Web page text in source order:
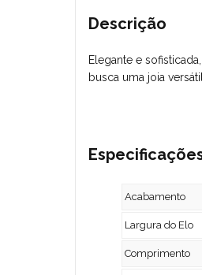
Descrição
Elegante e
busca uma joia
Acabamento
Largura do Elo
Comprimento